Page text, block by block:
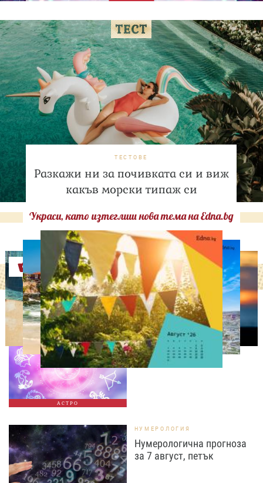
ТЕСТОВЕ
Разкажи ни за почивката си и виж
какъв морски типаж си
Украси, като изтеглиш нова тема на Edna.bg
Оферти
АСТРО
АСТРОЛОГИЯ
Дневен хороскоп за 7
август, петък
НУМЕРОЛОГИЯ
Нумерологична прогноза
за 7 август, петък